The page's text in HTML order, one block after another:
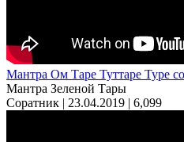
Мантра Ом Таре Туттаре Туре
Мантра Зеленой Тары
Соратник | 23.04.2019 | 6,099